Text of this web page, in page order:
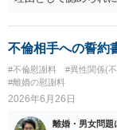
は別居期間を重ねた
ても別居を開始した
不倫相手への誓約
#不倫慰謝料 #異性関係(
#離婚の慰謝料
2026年6月26日
離婚・男女問題